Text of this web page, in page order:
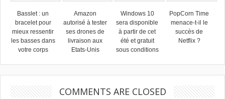
Basslet : un
bracelet pour
mieux ressentir
les basses dans
votre corps
Amazon
autorisé à tester
ses drones de
livraison aux
Etats-Unis
Windows 10
sera disponible
à partir de cet
été et gratuit
sous conditions
PopCorn Time
menace-t-il le
succès de
Netflix ?
COMMENTS ARE CLOSED